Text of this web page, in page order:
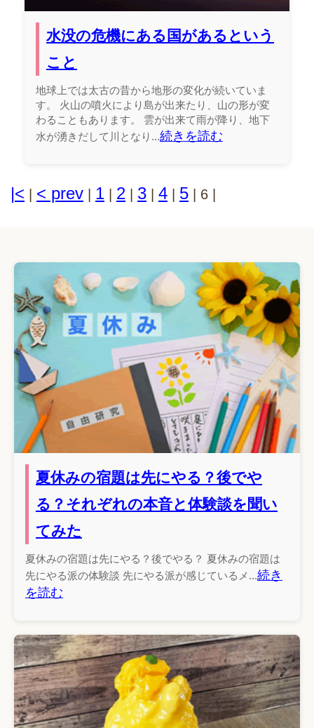
水没の危機にある国があるという
こと
地球上では太古の昔から地形の変化が続いていま
す。 火山の噴火により島が出来たり、山の形が変
わることもあります。 雲が出来て雨が降り、地下
水が湧きだして川となり...続きを読む
|< < prev 1 2 3 4 5 6
夏休みの宿題は先にやる？後でや
る？それぞれの本音と体験談を聞い
てみた
夏休みの宿題は先にやる？後でやる？ 夏休みの宿題は
先にやる派の体験談 先にやる派が感じているメ...続き
を読む